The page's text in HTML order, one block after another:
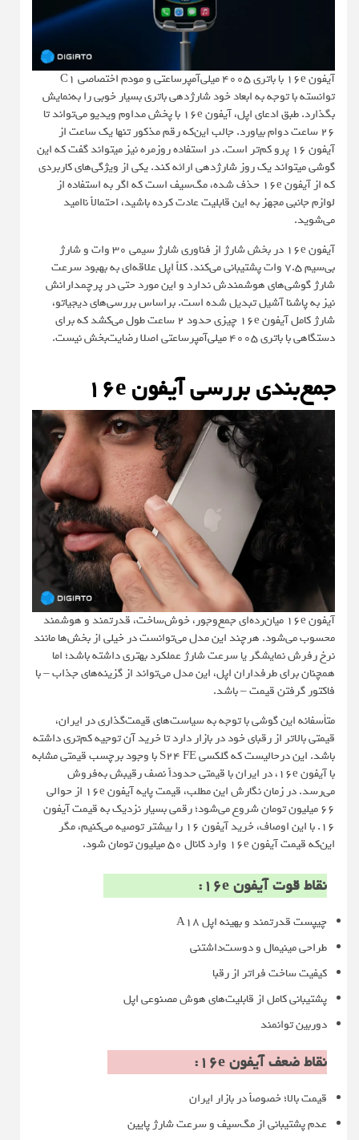
آیفون 16e با باتری ۴۰۰۵ میلی‌آمپرساعتی و مودم اختصاصی C1
توانسته با توجه به ابعاد خود شارژدهی باتری بسیار خوبی را به‌نمایش
بگذارد. طبق ادعای اپل، آیفون 16e با پخش مداوم ویدیو می‌تواند تا
۲۶ ساعت دوام بیاورد. جالب این‌که رقم مذکور تنها یک ساعت از
آیفون ۱۶ پرو کم‌تر است. در استفاده روزمره نیز میتواند گفت که این
گوشی میتواند یک روز شارژدهی ارائه کند. یکی از ویژگی‌های کاربردی
که از آیفون 16e حذف شده، مگ‌سیف است که اگر به استفاده از
لوازم جانبی مجهز به این قابلیت عادت کرده باشید، احتمالاً ناامید
می‌شوید.
آیفون 16e در بخش شارژ از فناوری شارژ سیمی ۳۰ وات و شارژ
بی‌سیم ۷.۵ وات پشتیبانی می‌کند. کلاً اپل علاقه‌ای به بهبود سرعت
شارژ گوشی‌های هوشمندش ندارد و این مورد حتی در پرچمدارانش
نیز به پاشنا آشیل تبدیل شده است. براساس بررسی‌های دیجیاتو،
شارژ کامل آیفون 16e چیزی حدود ۲ ساعت طول می‌کشد که برای
دستگاهی با باتری ۴۰۰۵ میلی‌آمپرساعتی اصلا رضایت‌بخش نیست.
جمع‌بندی بررسی آیفون 16e
آیفون 16e میان‌رده‌ای جمع‌وجور، خوش‌ساخت، قدرتمند و هوشمند
محسوب می‌شود. هرچند این مدل می‌توانست در خیلی از بخش‌ها مانند
نرخ رفرش نمایشگر یا سرعت شارژ‌ عملکرد بهتری داشته باشد؛ اما
همچنان برای طرفداران اپل، این مدل می‌تواند از گزینه‌های جذاب – با
فاکتور گرفتن قیمت – باشد.
متأسفانه این گوشی با توجه به سیاست‌های قیمت‌گذاری در ایران،
قیمتی بالاتر از رقبای خود در بازار دارد تا خرید آن توجیه کم‌تری داشته
باشد. این درحالیست که گلکسی S24 FE با وجود برچسب قیمتی مشابه
با آیفون 16e، در ایران با قیمتی حدوداً نصف رقیبش به‌فروش
می‌رسد. در زمان نگارش این مطلب، قیمت پایه آیفون 16e از حوالی
۶۶ میلیون تومان شروع می‌شود؛ رقمی بسیار نزدیک به قیمت آیفون
۱۶. با این اوصاف، خرید آیفون ۱۶ را بیشتر توصیه می‌کنیم، مگر
این‌که قیمت آیفون 16e وارد کانال ۵۰ میلیون تومان شود.
نقاط قوت آیفون 16e:
چیپست قدرتمند و بهینه اپل A18
طراحی مینیمال و دوست‌‌داشتنی
کیفیت ساخت فراتر از رقبا
پشتیبانی کامل از قابلیت‌های هوش مصنوعی اپل
دوربین توانمند
نقاط ضعف آیفون 16e:
قیمت بالا؛ خصوصاً در بازار ایران
عدم پشتیبانی از مگ‌سیف و سرعت شارژ پایین